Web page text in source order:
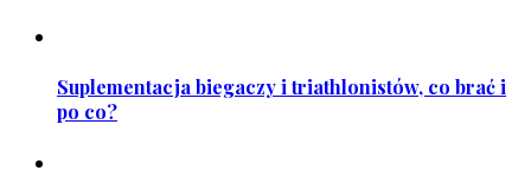
Suplementacja biegaczy i triathlonistów, co brać i
po co?